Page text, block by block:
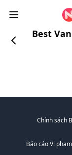
Best
Chính sách
Báo cáo Vi